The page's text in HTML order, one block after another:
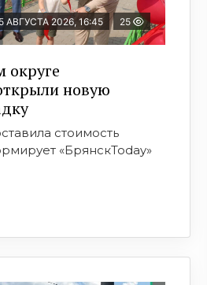
5 АВГУСТА 2026, 16:45 25
округе
новую
стоимость
«БрянскToday»